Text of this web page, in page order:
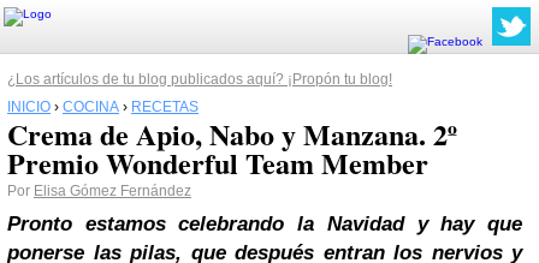
¿Los artículos de tu blog publicados aquí? ¡Propón tu blog!
INICIO › COCINA › RECETAS
Crema de Apio, Nabo y Manzana. 2º
Premio Wonderful Team Member
Por Elisa Gómez Fernández
Pronto estamos celebrando la Navidady hay que
ponerse las pilas, que después entran los nervios y